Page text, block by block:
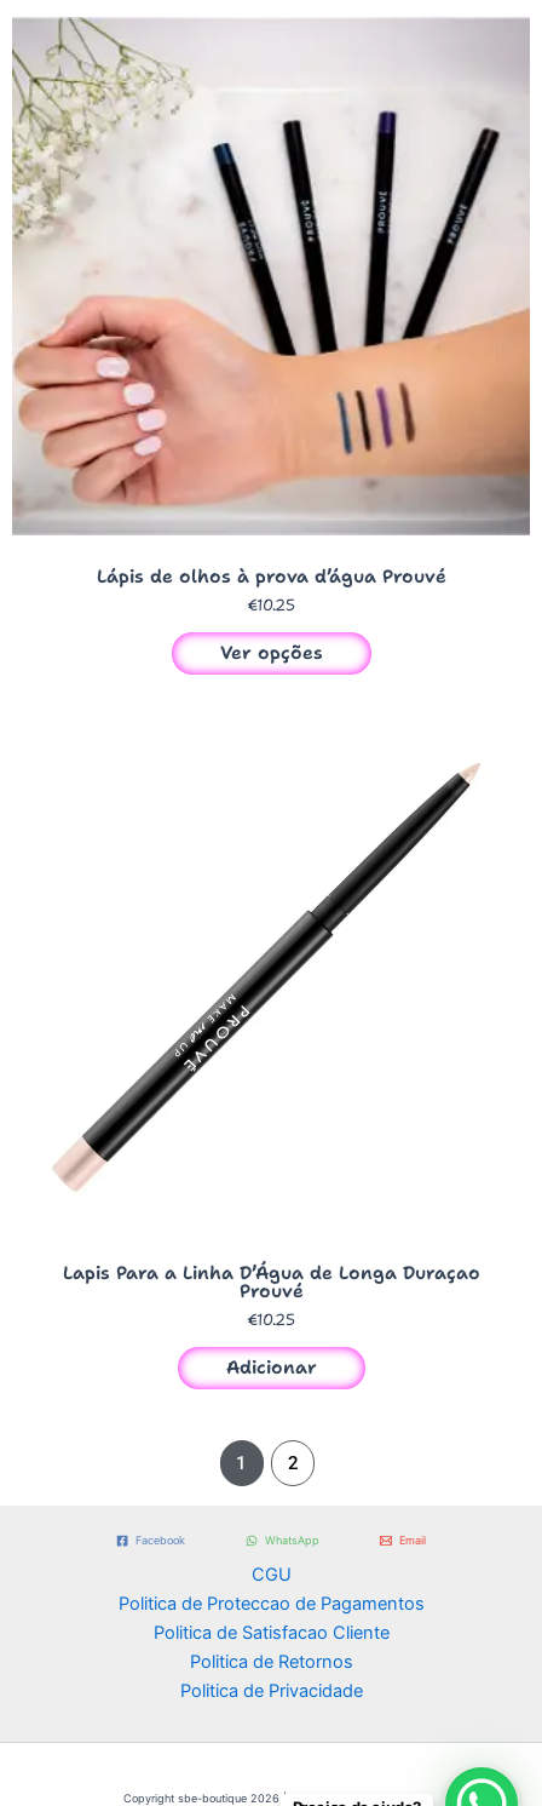
Lápis de olhos à prova d’água Prouvé
€10.25
Ver opções
Lapis Para a Linha D’Água de Longa Duraçao
Prouvé
€10.25
Adicionar
1 2
Facebook WhatsApp Email
CGU
Politica de Proteccao de Pagamentos
Politica de Satisfacao Cliente
Politica de Retornos
Politica de Privacidade
Copyright sbe-boutique 2026 | Powered by